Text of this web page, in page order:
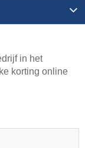
in het
korting online